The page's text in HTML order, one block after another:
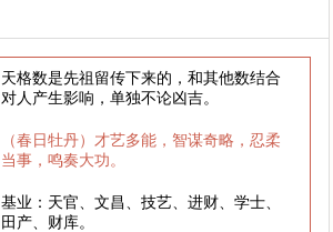
天格数是先祖留传下来的，和其他数结合
对人产生影响，单独不论凶吉。
（春日牡丹）才艺多能，智谋奇略，忍柔
当事，鸣奏大功。
基业：天官、文昌、技艺、进财、学士、
田产、财库。